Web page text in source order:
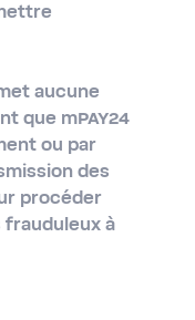
aucune
que mPAY24
ou par
des
procéder
frauduleux à